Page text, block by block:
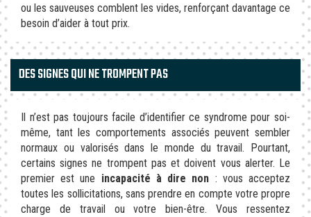
ou les sauveuses comblent les vides, renforçant davantage ce
besoin d’aider à tout prix.
DES SIGNES QUI NE TROMPENT PAS
Il n’est pas toujours facile d’identifier ce syndrome pour soi-
même, tant les comportements associés peuvent sembler
normaux ou valorisés dans le monde du travail. Pourtant,
certains signes ne trompent pas et doivent vous alerter. Le
premier est une incapacité à dire non : vous acceptez
toutes les sollicitations, sans prendre en compte votre propre
charge de travail ou votre bien-être. Vous ressentez